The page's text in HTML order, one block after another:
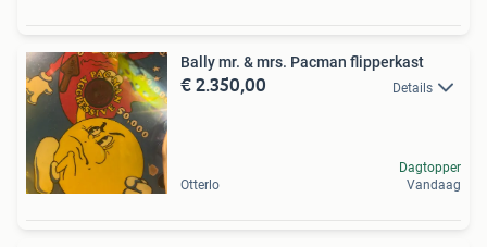
Bally mr. & mrs. Pacman flipperkast
€ 2.350,00 Details
Otterlo
Dagtopper
Vandaag